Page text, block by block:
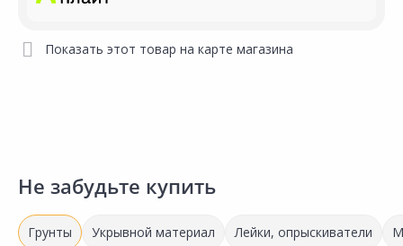
Показать этот товар на карте магазина
Не забудьте купить
Грунты Укрывной материал Лейки, опрыскиватели